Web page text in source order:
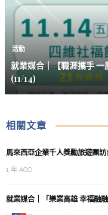
活動
就業媒合｜【職涯攜手
(11/14)
相關文章
馬來西亞企業千人獎勵旅遊團
1 年 AGO
就業媒合｜「樂業高雄 幸福融